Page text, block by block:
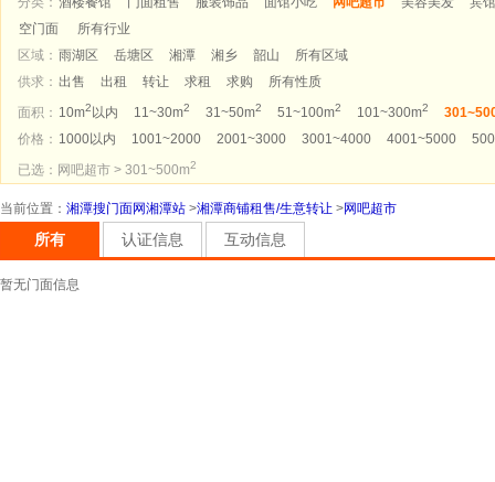
空门面
所有行业
区域： 雨湖区 岳塘区 湘潭 湘乡 韶山
所有区域
供求： 出售 出租 转让 求租 求购
所有性质
面积： 10m2 以内 11~30m2 31~50m2 51~100m2 101~300m2
价格： 1000以内 1001~2000 2001~3000 3001~4000 4001~5000
已选：网吧超市 > 301~500m2
当前位置 ： 湘潭搜门面网湘潭站 >湘潭商铺租售/生意转让 >网吧超市
所有 认证信息 互动信息
暂无门面信息